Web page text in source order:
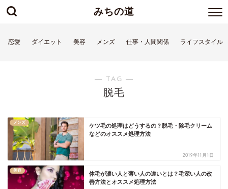
みちの道
恋愛 ダイエット 美容 メンズ 仕事・人間関係 ライフスタイル
― TAG ―
脱毛
メンズ
ケツ毛の処理はどうするの？脱毛・除毛クリーム
などのオススメ処理方法
2019年11月1日
美容
体毛が濃い人と薄い人の違いとは？毛深い人の改
善方法とオススメ処理方法